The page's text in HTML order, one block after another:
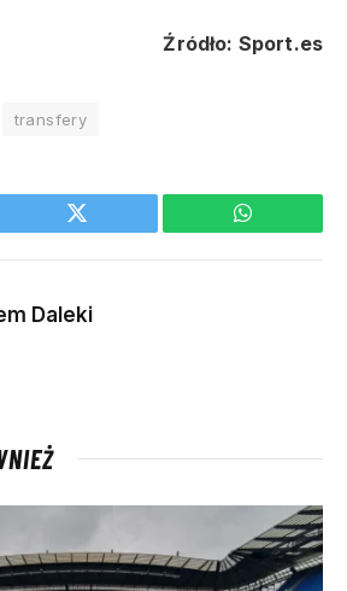
Źródło: Sport.es
transfery
Twitter WhatsApp
Daleki